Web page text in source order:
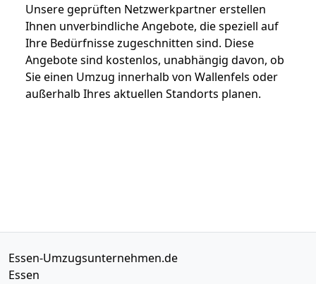
Unsere geprüften Netzwerkpartner erstellen
Ihnen unverbindliche Angebote, die speziell auf
Ihre Bedürfnisse zugeschnitten sind. Diese
Angebote sind kostenlos, unabhängig davon, ob
Sie einen Umzug innerhalb von Wallenfels oder
außerhalb Ihres aktuellen Standorts planen.
Essen-Umzugsunternehmen.de
Essen